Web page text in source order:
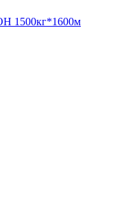
1500кг*1600м